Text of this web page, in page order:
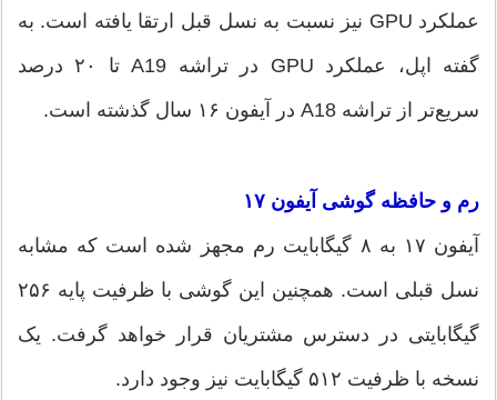
عملکرد GPU نیز نسبت به نسل قبل ارتقا یافته است. به
گفته اپل، عملکرد GPU در تراشه A19 تا ۲۰ درصد
سریع‌تر از تراشه A18 در آیفون ۱۶ سال گذشته است.
رم و حافظه گوشی آیفون ۱۷
آیفون ۱۷ به ۸ گیگابایت رم مجهز شده است که مشابه
نسل قبلی است. همچنین این گوشی با ظرفیت پایه ۲۵۶
گیگابایتی در دسترس مشتریان قرار خواهد گرفت. یک
نسخه با ظرفیت ۵۱۲ گیگابایت نیز وجود دارد.